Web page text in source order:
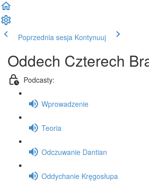
Poprzednia sesja Kontynuuj
Oddech Czterech
Podcasty:
Wprowadzenie
Teoria
Odczuwanie Dantian
Oddychanie Kręgosłupa